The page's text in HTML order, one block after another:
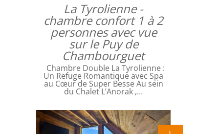
La Tyrolienne -
chambre confort 1 à 2
personnes avec vue
sur le Puy de
Chambourguet
Chambre Double La Tyrolienne :
Un Refuge Romantique avec Spa
au Cœur de Super Besse Au sein
du Chalet L’Anorak ,…